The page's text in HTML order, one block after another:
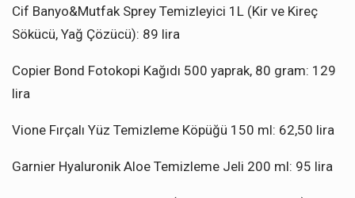
Cif Banyo&Mutfak Sprey Temizleyici 1L (Kir ve Kireç
Sökücü, Yağ Çözücü): 89 lira
Copier Bond Fotokopi Kağıdı 500 yaprak, 80 gram: 129
lira
Vione Fırçalı Yüz Temizleme Köpüğü 150 ml: 62,50 lira
Garnier Hyaluronik Aloe Temizleme Jeli 200 ml: 95 lira